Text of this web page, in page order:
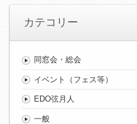
カテコリー
同窓会・総会
イベント（フェス等）
EDO弦月人
一般